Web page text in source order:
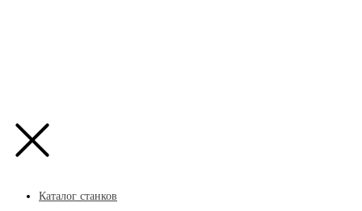
Каталог станков